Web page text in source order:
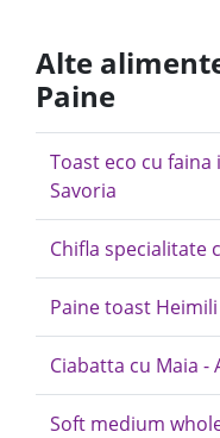
Alte
Paine
Toast eco cu faina
Savoria
Chifla specialitate
Paine toast Heimili
Ciabatta cu Maia -
Soft medium